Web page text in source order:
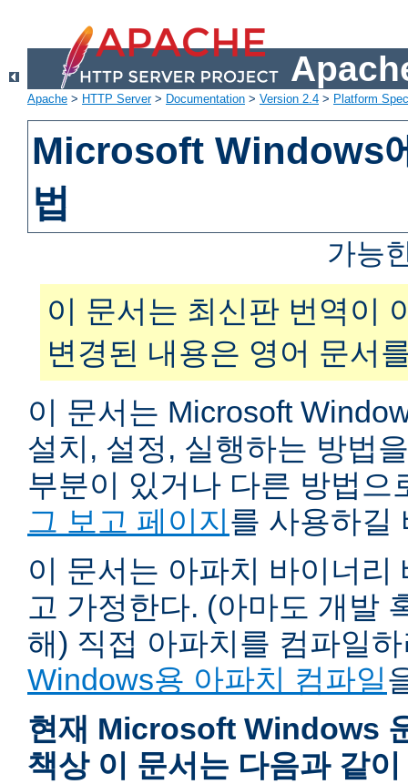
Apache > HTTP Server> Documentation > Version 2.4 > Platform
Microsoft Windows
법
가능
이 문서는 최신판 번역이
변경된 내용은 영어 문서
이 문서는 Microsoft
설치, 설정, 실행하는 방법
부분이 있거나 다른 방법
그 보고 페이지를 사용하길
이 문서는 아파치 바이너리
고 가정한다. (아마도 개발
해) 직접 아파치를 컴파일
Windows용 아파치 컴파일
현재 Microsoft Windows
책상 이 문서는 다음과 같